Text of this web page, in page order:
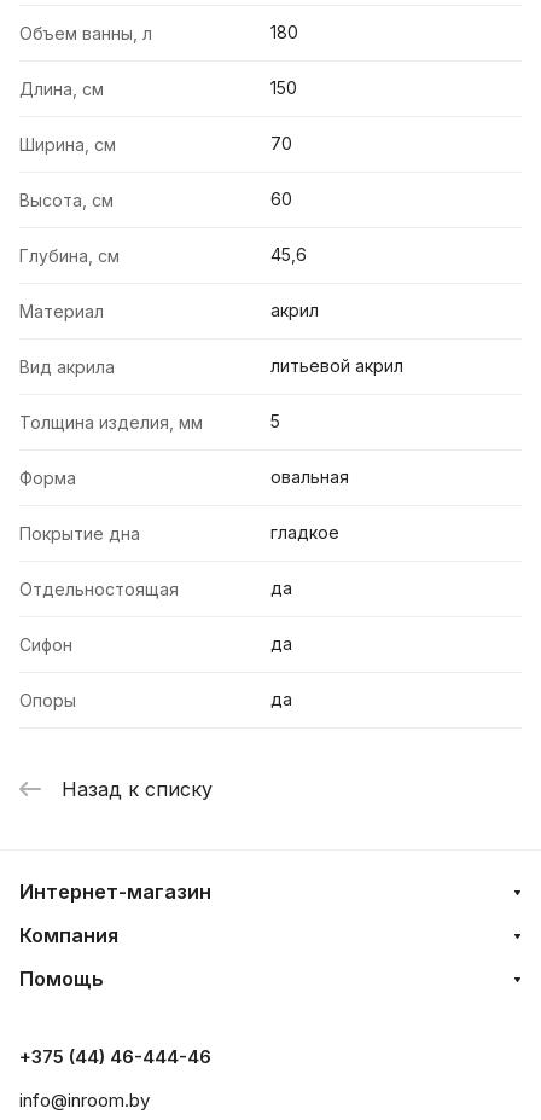
Объем ванны, л 180
Длина, см 150
Ширина, см 70
Высота, см 60
Глубина, см 45,6
Материал акрил
Вид акрила литьевой акрил
Толщина изделия, мм 5
Форма овальная
Покрытие дна гладкое
Отдельностоящая да
Сифон да
Опоры да
Назад к списку
Интернет-магазин
Компания
Помощь
+375 (44) 46-444-46
info@inroom.by